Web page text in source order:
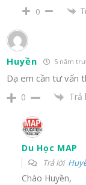
0
Huyền 5 năm
Dạ em cần tư vấn
0 Trả
Du Học MAP
Trả lời
Chào Huyền,